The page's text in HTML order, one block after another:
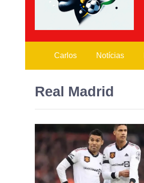
Carlos Notícias
Real Madrid